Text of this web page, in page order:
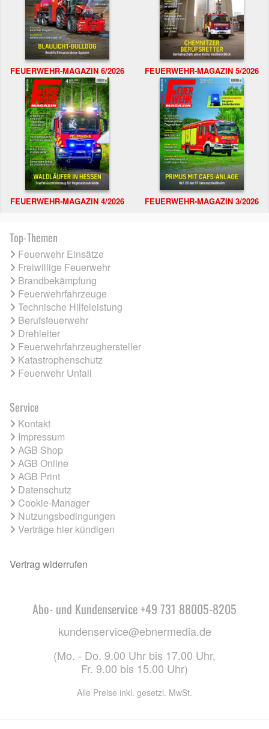
FEUERWEHR-MAGAZIN 6/2026 FEUERWEHR-MAGAZIN 5/2026
FEUERWEHR-MAGAZIN 4/2026 FEUERWEHR-MAGAZIN 3/2026
Top-Themen
Feuerwehr Einsätze
Freiwillige Feuerwehr
Brandbekämpfung
Feuerwehrfahrzeuge
Technische Hilfeleistung
Berufsfeuerwehr
Drehleiter
Feuerwehrfahrzeughersteller
Katastrophenschutz
Feuerwehr Unfall
Service
Kontakt
Impressum
AGB Shop
AGB Online
AGB Print
Datenschutz
Cookie-Manager
Nutzungsbedingungen
Verträge hier kündigen
Vertrag widerrufen
Abo- und Kundenservice +49 731 88005-8205
kundenservice@ebnermedia.de
(Mo. - Do. 9.00 Uhr bis 17.00 Uhr,
Fr. 9.00 bis 15.00 Uhr)
Alle Preise inkl. gesetzl. MwSt.